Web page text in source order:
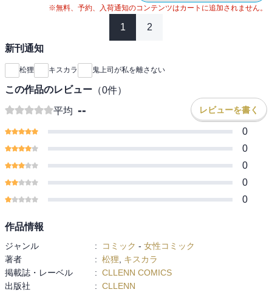
※無料、予約、入荷通知のコンテンツはカートに追加されません。
1 2
新刊通知
松狸 キスカラ 鬼上司が私を離さない
この作品のレビュー （0件）
平均 -- レビューを書く
0
0
0
0
0
作品情報
ジャンル : コミック - 女性コミック
著者
: 松狸
キスカラ
掲載誌・レーベル
: CLLENN COMICS
出版社
: CLLENN